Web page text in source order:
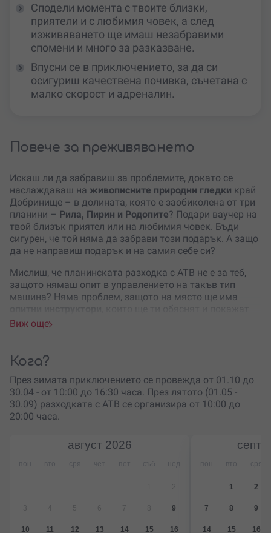
Сподели момента с твоите близки,
приятели и с любимия човек, а след
изживяването ще имаш незабравими
спомени и много за разказване.
Впусни се в приключението, за да си
осигуриш качествена почивка, съчетана с
малко скорост и адреналин.
Повече за преживяването
Искаш ли да забравиш за проблемите, докато се
наслаждаваш на живописните природни гледки край
Добринище – в долината, която е заобиколена от три
планини – Рила, Пирин и Родопите? Подари ваучер на
твой близък приятел или на любимия човек. Бъди
сигурен, че той няма да забрави този подарък. А защо
да не направиш подарък и на самия себе си?
Мислиш, че планинската разходка с АТВ не е за теб,
защото нямаш опит в управлението на такъв тип
машина? Няма проблем, защото на място ще има
всичко, което трябва да знаеш, за да прекараш добре
Сигурно вече нямаш търпение да усетиш полъха на
вятъра…
Какво е включено в цената?
АТВ
инструктаж
Виж още
Кога?
През зимата приключението се провежда от 01.10 до
30.04 - от 10:00 до 16:30 часа. През лятото (01.05 -
30.09) разходката с АТВ се организира от 10:00 до
20:00 часа.
август 2026
пон вто сря чет пет нед
5 9
10 11 12 13 14 15 16
пон вто сря
1 2
7 8 9
14 15 16